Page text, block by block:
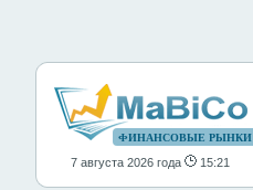
ФИНАНСОВЫЕ РЫНКИ
7 августа 2026 года 15:21